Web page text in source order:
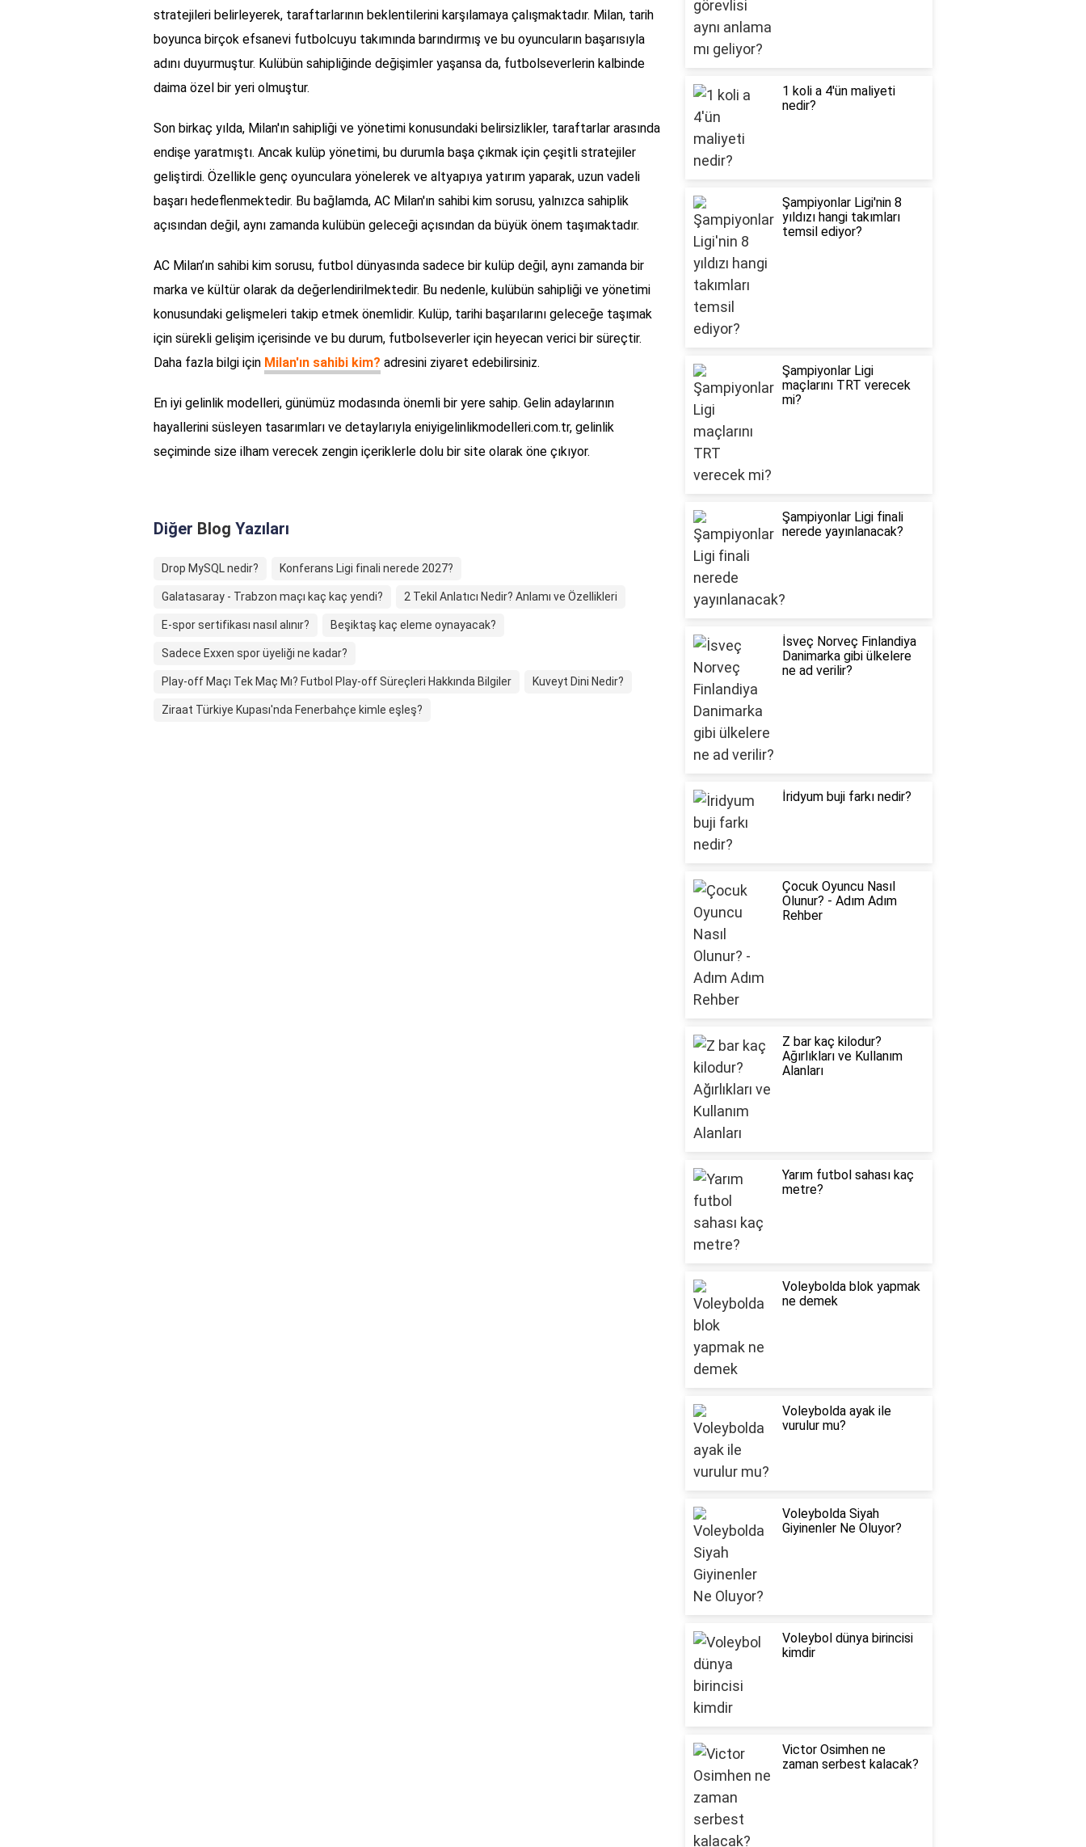
stratejileri belirleyerek, taraftarlarının beklentilerini karşılamaya çalışmaktadır. Milan, tarih
boyunca birçok efsanevi futbolcuyu takımında barındırmış ve bu oyuncuların başarısıyla
adını duyurmuştur. Kulübün sahipliğinde değişimler yaşansa da, futbolseverlerin kalbinde
daima özel bir yeri olmuştur.
Son birkaç yılda, Milan'ın sahipliği ve yönetimi konusundaki belirsizlikler, taraftarlar arasında
endişe yaratmıştı. Ancak kulüp yönetimi, bu durumla başa çıkmak için çeşitli stratejiler
geliştirdi. Özellikle genç oyunculara yönelerek ve altyapıya yatırım yaparak, uzun vadeli
başarı hedeflenmektedir. Bu bağlamda, AC Milan'ın sahibi kim sorusu, yalnızca sahiplik
açısından değil, aynı zamanda kulübün geleceği açısından da büyük önem taşımaktadır.
AC Milan’ın sahibi kim sorusu, futbol dünyasında sadece bir kulüp değil, aynı zamanda bir
marka ve kültür olarak da değerlendirilmektedir. Bu nedenle, kulübün sahipliği ve yönetimi
konusundaki gelişmeleri takip etmek önemlidir. Kulüp, tarihi başarılarını geleceğe taşımak
için sürekli gelişim içerisinde ve bu durum, futbolseverler için heyecan verici bir süreçtir.
Daha fazla bilgi için Milan'ın sahibi kim? adresini ziyaret edebilirsiniz.
En iyi gelinlik modelleri, günümüz modasında önemli bir yere sahip. Gelin adaylarının
hayallerini süsleyen tasarımları ve detaylarıyla eniyigelinlikmodelleri.com.tr, gelinlik
seçiminde size ilham verecek zengin içeriklerle dolu bir site olarak öne çıkıyor.
Diğer Blog Yazıları
Drop MySQL nedir? Konferans Ligi finali nerede 2027?
Galatasaray - Trabzon maçı kaç kaç yendi? 2 Tekil Anlatıcı Nedir? Anlamı ve Özellikleri
E-spor sertifikası nasıl alınır? Beşiktaş kaç eleme oynayacak?
Sadece Exxen spor üyeliği ne kadar?
Play-off Maçı Tek Maç Mı? Futbol Play-off Süreçleri Hakkında Bilgiler Kuveyt Dini Nedir?
Ziraat Türkiye Kupası'nda Fenerbahçe kimle eşleş?
1 koli a 4'ün maliyeti
nedir?
Şampiyonlar Ligi'nin 8
yıldızı hangi takımları
temsil ediyor?
Şampiyonlar Ligi
maçlarını TRT verecek
mi?
Şampiyonlar Ligi finali
nerede yayınlanacak?
İsveç Norveç Finlandiya
Danimarka gibi ülkelere
ne ad verilir?
İridyum buji farkı nedir?
Çocuk Oyuncu Nasıl
Olunur? - Adım Adım
Rehber
Z bar kaç kilodur?
Ağırlıkları ve Kullanım
Alanları
Yarım futbol sahası kaç
metre?
Voleybolda blok yapmak
ne demek
Voleybolda ayak ile
vurulur mu?
Voleybolda Siyah
Giyinenler Ne Oluyor?
Voleybol dünya birincisi
kimdir
Victor Osimhen ne
zaman serbest kalacak?